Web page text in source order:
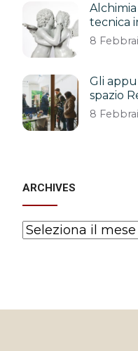
Alchimia
tecnica
8
Gli
spazio
8
ARCHIVES
Archives